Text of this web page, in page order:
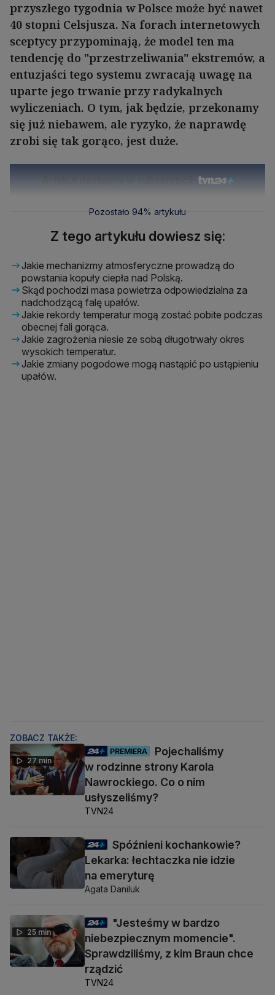
przyszłego tygodnia w Polsce może być nawet
40 stopni Celsjusza. Na forach internetowych
sceptycy przypominają, że model ten ma
tendencję do "przestrzeliwania" ekstremów, a
entuzjaści tego systemu zwracają uwagę na
uparte jego trwanie przy radykalnych
wyliczeniach. O tym, jak będzie, przekonamy
się już niebawem, ale ryzyko, że naprawdę
zrobi się tak gorąco, jest duże.
Artykuł dostępny w subskrypcji
Pozostało 94% artykułu
Z tego artykułu dowiesz się:
Jakie mechanizmy atmosferyczne prowadzą do
powstania kopuły ciepła nad Polską.
Skąd pochodzi masa powietrza odpowiedzialna za
nadchodzącą falę upałów.
Jakie rekordy temperatur mogą zostać pobite podczas
obecnej fali gorąca.
Jakie zagrożenia niesie ze sobą długotrwały okres
wysokich temperatur.
Jakie zmiany pogodowe mogą nastąpić po ustąpieniu
upałów.
ZOBACZ TAKŻE:
27 min
PREMIERA
Pojechaliśmy
w rodzinne strony Karola
Nawrockiego. Co o nim
usłyszeliśmy?
TVN24
Spóźnieni kochankowie?
Lekarka: łechtaczka nie idzie
na emeryturę
Agata Daniluk
25 min
"Jesteśmy w bardzo
niebezpiecznym momencie".
Sprawdziliśmy, z kim Braun chce
rządzić
TVN24